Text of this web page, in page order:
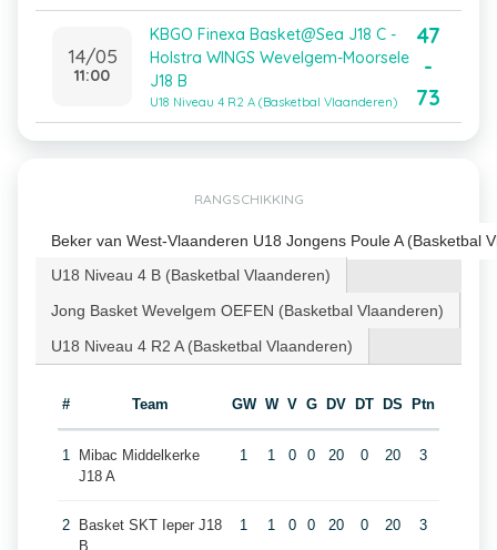
14/05
11:00
KBGO Finexa Basket@Sea J18 C -
Holstra WINGS Wevelgem-Moorsele
J18 B
U18 Niveau 4 R2 A (Basketbal Vlaanderen)
47
-
73
RANGSCHIKKING
Beker van West-Vlaanderen U18 Jongens Poule A (Basketbal
U18 Niveau 4 B (Basketbal Vlaanderen)
Jong Basket Wevelgem OEFEN (Basketbal Vlaanderen)
U18 Niveau 4 R2 A (Basketbal Vlaanderen)
# Team GW W V G DV DT DS Ptn
1
Mibac Middelkerke
J18 A
1 1 0 0 20 0 20 3
2
Basket SKT Ieper J18
B
1 1 0 0 20 0 20 3